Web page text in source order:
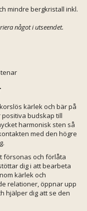
mindre bergkristall inkl.
något i utseendet.
kärlek och bär på
budskap till
harmonisk sten så
med den högre
försonas och förlåta
dig i att bearbeta
kärlek och
relationer, öppnar upp
hjälper dig att se den